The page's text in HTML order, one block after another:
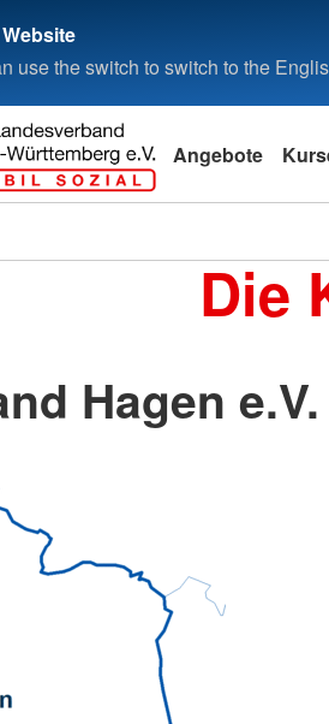
use the switch to switch to the
Angebote
Die
Hagen e.V.